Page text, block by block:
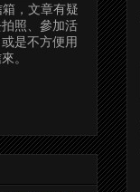
，文章有疑
照、參加活
是不方便用
。